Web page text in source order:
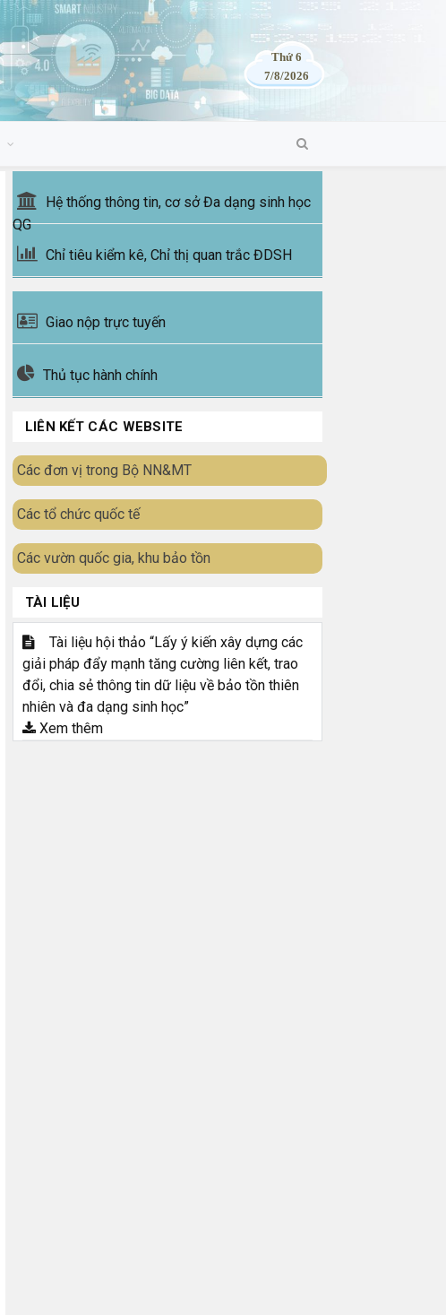
Thứ 6
7/8/2026
Hệ thống thông tin, cơ sở Đa dạng sinh học
QG
Chỉ tiêu kiểm kê, Chỉ thị quan trắc ĐDSH
Giao nộp trực tuyến
Thủ tục hành chính
LIÊN KẾT CÁC WEBSITE
Các đơn vị trong Bộ NN&MT
Các tổ chức quốc tế
Các vườn quốc gia, khu bảo tồn
TÀI LIỆU
Tài liệu hội thảo “Lấy ý kiến xây dựng các
giải pháp đẩy mạnh tăng cường liên kết, trao
đổi, chia sẻ thông tin dữ liệu về bảo tồn thiên
nhiên và đa dạng sinh học”
Xem thêm